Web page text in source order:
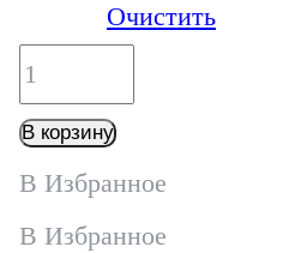
Очистить
Количество
товара
Юбка
-
В корзину
В Избранное
В Избранное